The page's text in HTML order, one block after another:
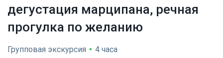
дегустация марципана, речная
прогулка по желанию
Групповая экскурсия • 4 часа